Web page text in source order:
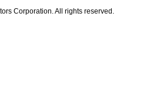
Corporation. All rights reserved.